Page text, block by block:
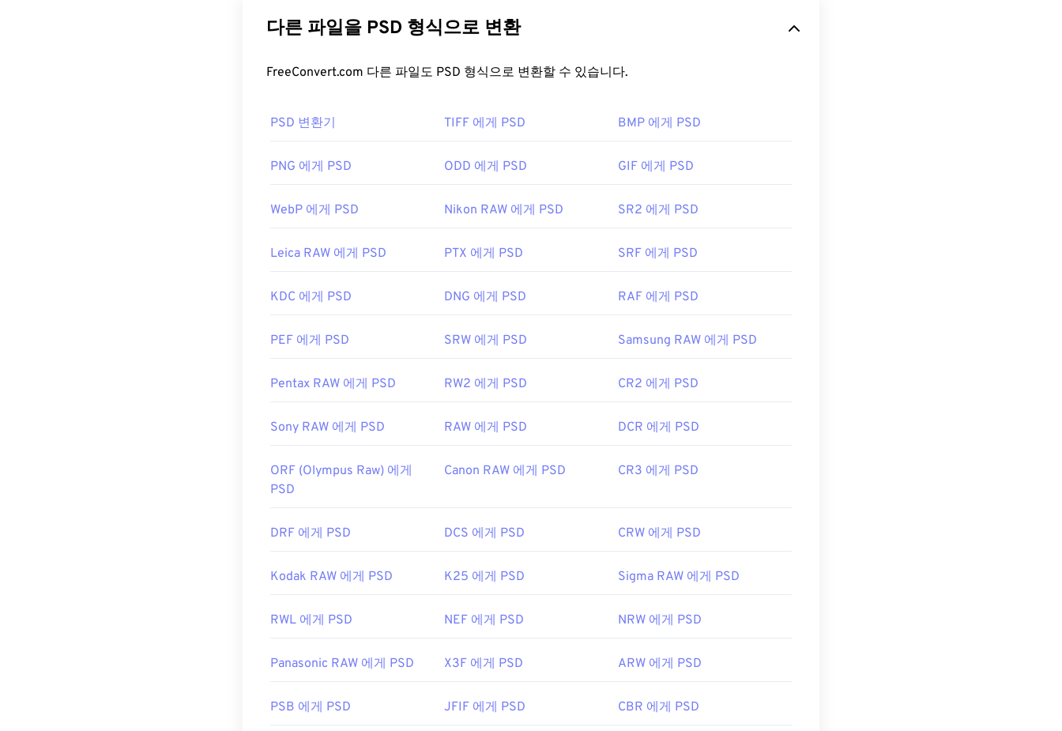
JPG 파일을 어떻게 여나요?
파일을 두 번 클릭하면 기본 이미지 뷰어, 이미지 편집기 또는 웹 브라우저에서 열립니다. 특정
애플리케이션을 선택하여 파일을 열려면 마우스 오른쪽 버튼을 클릭하고 "연결 프로그램"을 선
JPG 파일은
과 같은 인기 웹 브라우저, Microsoft Photos와 같은 Microsoft 애플리케이
를 조정하려면이미지 크기 조정 도구를 사용하세요.
최초 출시:
1992년 9월 18일
관련 JPG 도구:
에 저장할 수 있습니다! PSD를 사용하면 파일 정보를 접근 가능한 형식으로 유지하면서 이미지
나 그래픽 디자인의 개별 구성 요소를 세밀하게 편집할 수 있습니다. 하지만 PSD의 한 가지 단점
PSD 파일을 여는 데 가장 많이 사용되는 프로그램은 Adobe Photoshop입니다. Adobe 제품의
PSD 파일은 크기가 커서 전송, 저장 또는 공유가 쉽지 않습니다. 이를 해결하기 위해 PSD는 데이
터를 압축할 수 있는 파일 형식으로 변환되는 경우가 많습니다. 대부분의 경우
개발자:Adobe Inc.
유용한 링크:
다른 파일을 PSD 형식으로 변환
FreeConvert.com 다른 파일도 PSD 형식으로 변환할 수 있습니다.
PSD 변환기 TIFF 에게 PSD BMP 에게 PSD
PNG 에게 PSD ODD 에게 PSD GIF 에게 PSD
WebP 에게 PSD Nikon RAW 에게 PSD SR2 에게 PSD
Leica RAW 에게 PSD PTX 에게 PSD SRF 에게 PSD
KDC 에게 PSD DNG 에게 PSD RAF 에게 PSD
PEF 에게 PSD SRW 에게 PSD Samsung RAW 에게 PSD
Pentax RAW 에게 PSD RW2 에게 PSD CR2 에게 PSD
Sony RAW 에게 PSD RAW 에게 PSD DCR 에게 PSD
ORF (Olympus Raw) 에게
PSD
Canon RAW 에게 PSD CR3 에게 PSD
DRF 에게 PSD DCS 에게 PSD CRW 에게 PSD
Kodak RAW 에게 PSD K25 에게 PSD Sigma RAW 에게 PSD
RWL 에게 PSD NEF 에게 PSD NRW 에게 PSD
Panasonic RAW 에게 PSD X3F 에게 PSD ARW 에게 PSD
PSB 에게 PSD JFIF 에게 PSD CBR 에게 PSD